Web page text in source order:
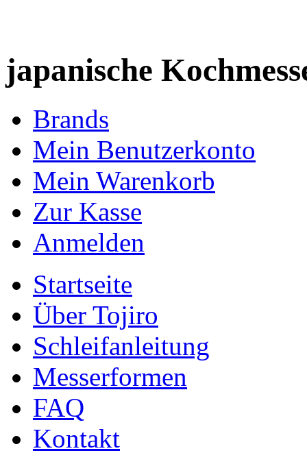
japanische
Brands
Mein Benutzerkonto
Mein Warenkorb
Zur Kasse
Anmelden
Startseite
Über Tojiro
Schleifanleitung
Messerformen
FAQ
Kontakt